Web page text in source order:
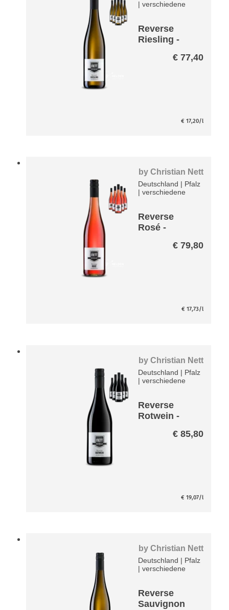
|verschiedene
Reverse
Riesling -
ert- Paket
€77,40
€ 17,20/l
by Christian Nett
Deutschland | Pfalz
|verschiedene
Reverse
Rosé -
ert- Paket
€79,80
€ 17,73/l
by Christian Nett
Deutschland | Pfalz
|verschiedene
Reverse
Rotwein -
ert- Paket
€85,80
€ 19,07/l
by Christian Nett
Deutschland | Pfalz
|verschiedene
Reverse
Sauvignon